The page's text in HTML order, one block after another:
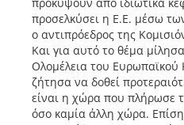
προσελκύσει η Ε.Ε. μέσω
ο αντιπρόεδρος της
Και για αυτό το θέμα
Ολομέλεια του Ευρωπαϊκού
ζήτησα να δοθεί
είναι η χώρα που πλήρωσε
όσο καμία άλλη χώρα.